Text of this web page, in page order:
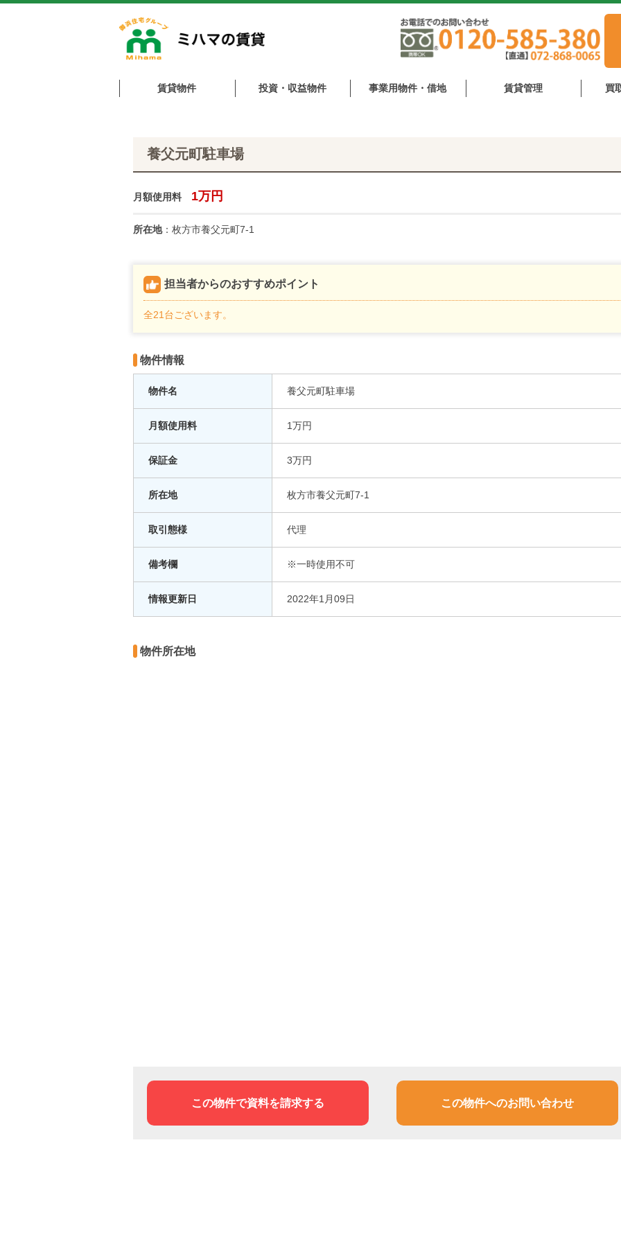
賃貸物件 投資・収益物件 事業用物件・借地 賃貸管理 買
養父元町駐車場
月額使用料 1万円
所在地：枚方市養父元町7-1
担当者からのおすすめポイント
全21台ございます。
物件情報
物件名 養父元町駐車場
月額使用料 1万円
保証金 3万円
所在地 枚方市養父元町7-1
取引態様 代理
備考欄 ※一時使用不可
情報更新日 2022年1月09日
物件所在地
この物件で資料を請求する この物件へのお問い合わせ